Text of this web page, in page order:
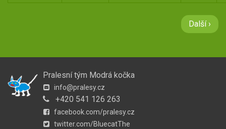
stránka
Další ›
Pralesní tým Modrá kočka
info@pralesy.cz
+420 541 126 263
facebook.com/pralesy.cz
twitter.com/BluecatThe